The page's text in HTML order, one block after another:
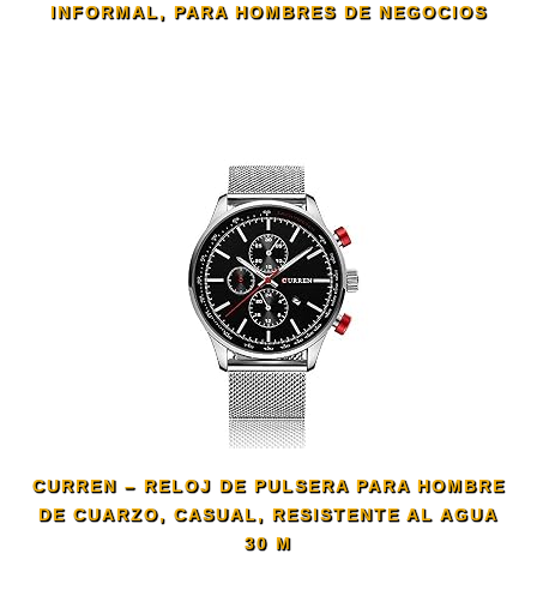
INFORMAL, PARA HOMBRES DE NEGOCIOS
CURREN – RELOJ DE PULSERA PARA HOMBRE
DE CUARZO, CASUAL, RESISTENTE AL AGUA
30 M